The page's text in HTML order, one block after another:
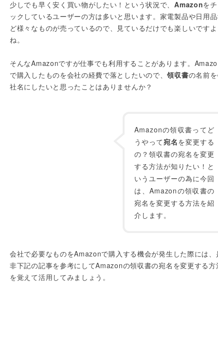
少しでも早く安く買い物がしたい！という状況で、Amazonを
ックしているユーザーの方は多いと思います。家電製品や日用
ど様々なものが売っているので、見ているだけでも楽しいですよ
ね。
そんなAmazonですが仕事でも利用することがあります。
で購入したものを会社の経費で落としたいので、領収書の名前
社名にしたいと思ったことはありませんか？
Amazonの領収書ってど
うやって宛名を変更する
の？領収書の宛名を変更
する方法が知りたい！と
いうユーザーの為に今回
は、Amazonの領収書の
宛名を変更する方法を紹
介します。
会社で必要なものをAmazonで購入する機会が発生した際には、
非下記の記事を参考にしてAmazonの領収書の宛名を変更する方
を覚えて活用してみましょう。